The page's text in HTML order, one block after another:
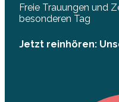
Freie Trauungen und
besonderen Tag
Jetzt reinhören: